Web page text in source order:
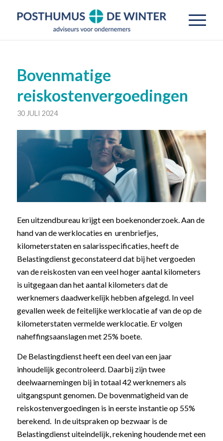
Bovenmatige
reiskostenvergoedingen
30 JULI 2024
Een uitzendbureau krijgt een boekenonderzoek. Aan de
hand van de werklocaties en urenbriefjes,
kilometerstaten en salarisspecificaties, heeft de
Belastingdienst geconstateerd dat bij het vergoeden
van de reiskosten van een veel hoger aantal kilometers
is uitgegaan dan het aantal kilometers dat de
werknemers daadwerkelijk hebben afgelegd. In veel
gevallen week de feitelijke werklocatie af van de op de
kilometerstaten vermelde werklocatie. Er volgen
naheffingsaanslagen met 25% boete.
De Belastingdienst heeft een deel van een jaar
inhoudelijk gecontroleerd. Daarbij zijn twee
deelwaarnemingen bij in totaal 42 werknemers als
uitgangspunt genomen. De bovenmatigheid van de
reiskostenvergoedingen is in eerste instantie op 55%
berekend. In de uitspraken op bezwaar is de
Belastingdienst uiteindelijk, rekening houdende met een